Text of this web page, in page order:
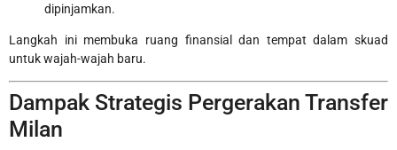
dipinjamkan.
Langkah ini membuka ruang finansial dan tempat dalam skuad
untuk wajah-wajah baru.
Dampak Strategis Pergerakan Transfer
Milan